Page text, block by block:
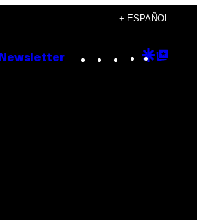
+ ESPAÑOL
Newsletter Instagram
TikTok
YouTube
Google